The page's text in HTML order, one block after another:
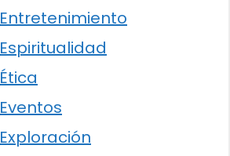
Entretenimiento
Espiritualidad
Ética
Eventos
Exploración